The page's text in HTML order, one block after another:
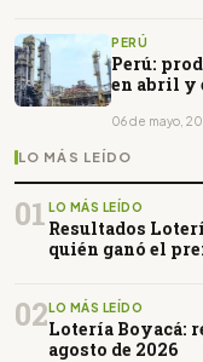
PERÚ
Perú:
en abril y
06 de mayo,
LO MÁS LEÍDO
01 LO MÁS LEÍDO
Resultados
quién ganó el
02LO MÁS LEÍDO
Lotería Boyacá:
agosto de 2026